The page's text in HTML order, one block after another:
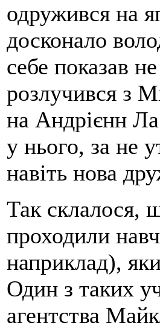
одружився на
досконало
себе показав
розлучився з
на Андрієнн Ла
у нього, за не
навіть нова
Так склалося,
проходили
наприклад),
Один з таких
агентства